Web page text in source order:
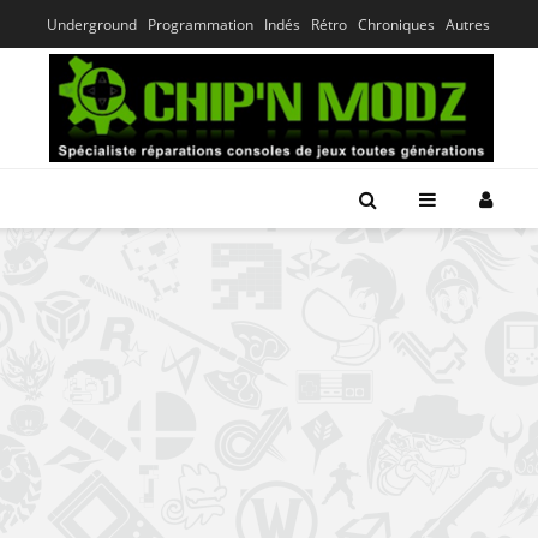
Underground Programmation Indés Rétro Chroniques Autres